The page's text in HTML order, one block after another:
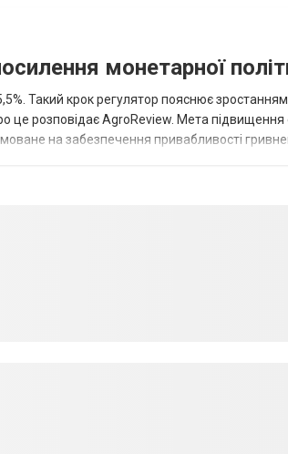
монетарної
Такий крок регулятор пояснює
це розповідає AgroReview. Мета підвищення
на забезпечення привабливості